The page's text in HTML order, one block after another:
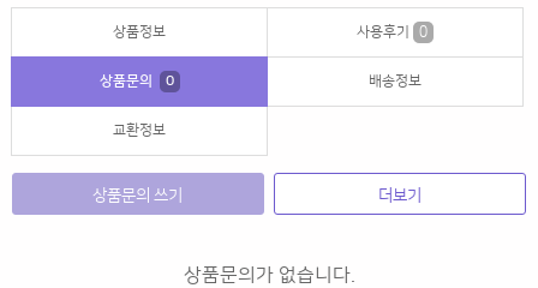
상품정보 사용후기 0
상품문의 0 배송정보
교환정보
상품문의 쓰기 더보기
상품문의가 없습니다.